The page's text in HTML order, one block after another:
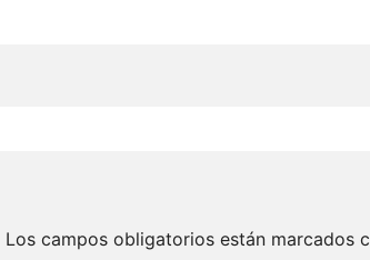
Los campos obligatorios están marcados